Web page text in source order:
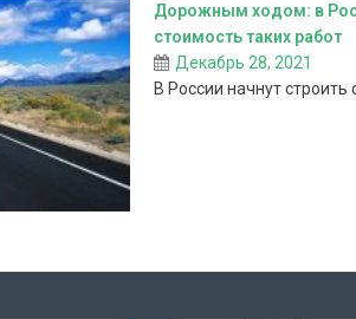
Дорожным ходом: в
стоимость таких работ
Декабрь 28, 2021
В России начнут